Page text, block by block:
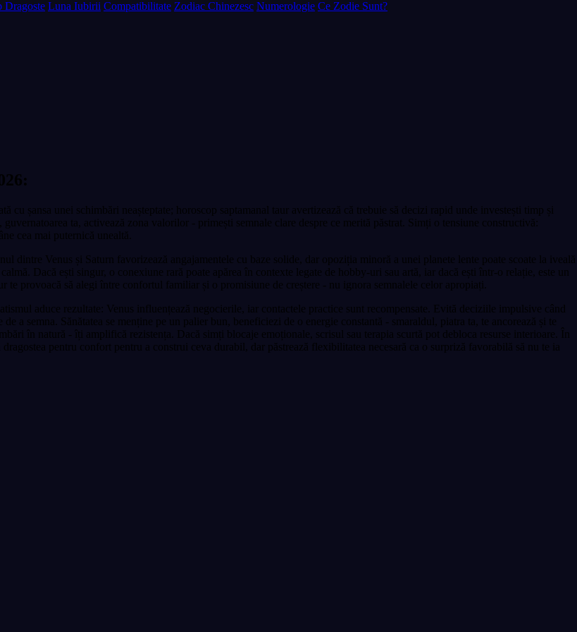
Dragoste Luna Iubirii Compatibilitate Zodiac Chinezesc Numerologie Ce Zodie Sunt?
cu șansa unei schimbări neașteptate; horoscop saptamanal taur avertizează că trebuie să decizi rapid unde investești timp și
ta, activează zona valorilor - primești semnale clare despre ce merită păstrat. Simți o tensiune constructivă:
cea mai puternică unealtă.
dintre Venus și Saturn favorizează angajamentele cu baze solide, dar opoziția minoră a unei planete lente poate scoate la iveală
Dacă ești singur, o conexiune rară poate apărea în contexte legate de hobby-uri sau artă, iar dacă ești într-o relație, este un
te provoacă să alegi între confortul familiar și o promisiune de creștere - nu ignora semnalele celor apropiați.
aduce rezultate: Venus influențează negocierile, iar contactele practice sunt recompensate. Evită deciziile impulsive când
a semna. Sănătatea se menține pe un palier bun, beneficiezi de o energie constantă - smaraldul, piatra ta, te ancorează și te
în natură - îți amplifică rezistența. Dacă simți blocaje emoționale, scrisul sau terapia scurtă pot debloca resurse interioare. În
pentru confort pentru a construi ceva durabil, dar păstrează flexibilitatea necesară ca o surpriză favorabilă să nu te ia